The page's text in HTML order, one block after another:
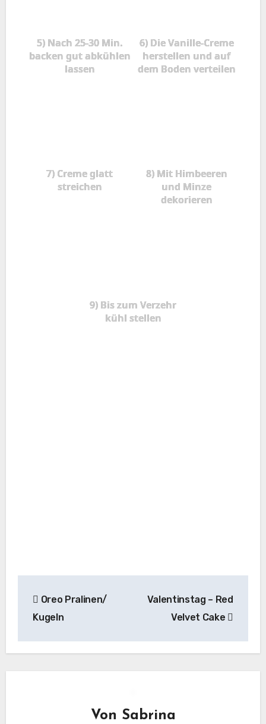
5) Nach 25-30 Min.
backen gut abkühlen
lassen
6) Die Vanille-Creme
herstellen und auf
dem Boden verteilen
7) Creme glatt
streichen
8) Mit Himbeeren
und Minze
dekorieren
9) Bis zum Verzehr
kühl stellen
Oreo Pralinen/
Kugeln
Valentinstag – Red
Velvet Cake
Von Sabrina